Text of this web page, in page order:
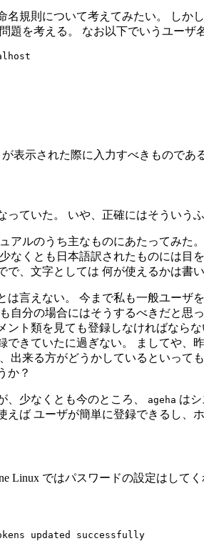
名規則について考えてみたい。 しか
題を考える。 なお以下でいうユーザ
表示された際に入力すべきものである
っていた。 いや、正確にはそういう
アルのうち主なものにあたってみた。
なくとも日本語訳されたものには目
で、文字としては 何が使えるかは書
は言えない。 今まで私も一般ユー
自分の場合にはそうするべきだと思
ント類を見ても登録しなければなら
できていたに過ぎない。 ましてや、
出来る方がどうかしているといって
か？
、少なくとも今のところ、 ageha は
えば ユーザが簡単に登録できるし、
Linux ではパスワードの設定はして
updated successfully